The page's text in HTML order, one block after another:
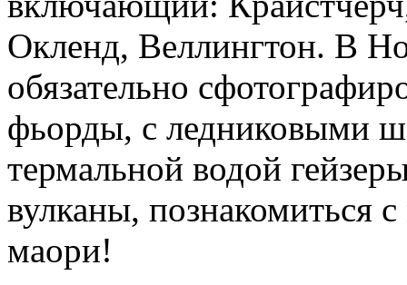
Окленд, Веллингтон. В
обязательно
фьорды, с ледниковыми
термальной водой
вулканы, познакомиться
маори!